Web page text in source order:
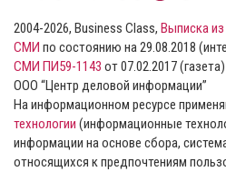
2004-2026, Business Class, Выписка из
СМИ по состоянию на 29.08.2018
СМИ ПИ59-1143 от 07.02.2017 (газета)
ООО “Центр деловой информации”
На информационном ресурсе
технологии (информационные
информации на основе сбора,
относящихся к предпочтениям